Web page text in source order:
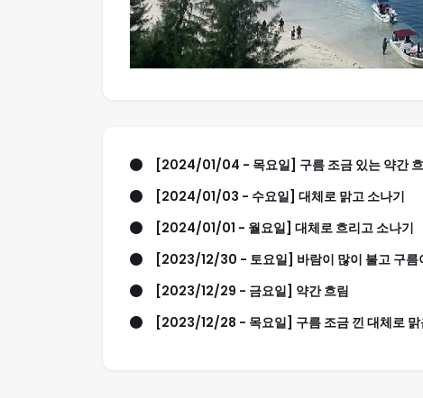
[2024/01/04 - 목요일] 구름 조금 있는 약간
[2024/01/03 - 수요일] 대체로 맑고 소나기
[2024/01/01 - 월요일] 대체로 흐리고 소나기
[2023/12/30 - 토요일] 바람이 많이 불고 구름
[2023/12/29 - 금요일] 약간 흐림
[2023/12/28 - 목요일] 구름 조금 낀 대체로 맑